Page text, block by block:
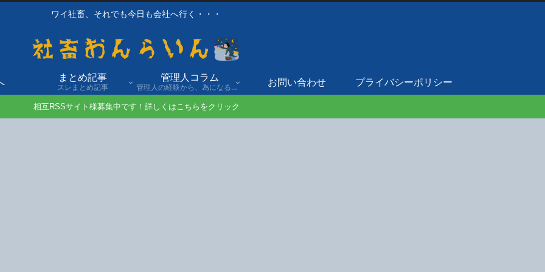
ワイ社畜、それでも今日も会社へ行く・・・
まとめ記事
スレまとめ記事
管理人コラム
管理人の経験から、為になる話や自身の経験談を発信。
お問い合わせ プライバシーポリシー
相互RSSサイト様募集中です！詳しくはこちらをクリック